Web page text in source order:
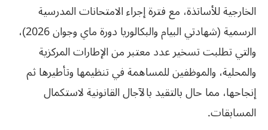
الخارجية للأساتذة، مع فترة إجراء الامتحانات المدرسية
الرسمية (شهادتي البيام والبكالوريا دورة ماي وجوان 2026)،
والتي تطلبت تسخير عدد معتبر من الإطارات المركزية
والمحلية، والموظفين للمساهمة في تنظيمها وتأطيرها ثم
إنجاحها، مما حال بالتقيد بالآجال القانونية لاستكمال
المسابقات.